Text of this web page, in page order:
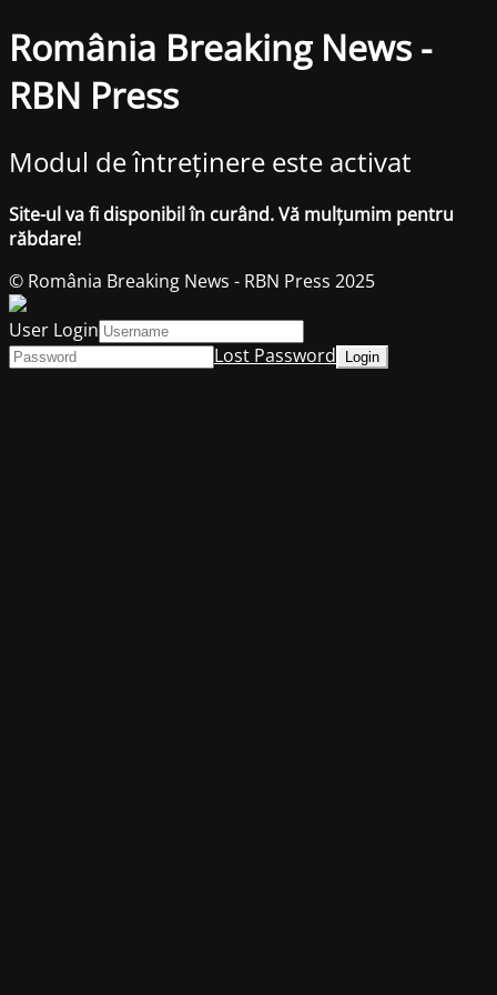
România Breaking News -
RBN Press
Modul de întreținere este activat
Site-ul va fi disponibil în curând. Vă mulțumim pentru
răbdare!
© România Breaking News - RBN Press 2025
User Login
Lost Password